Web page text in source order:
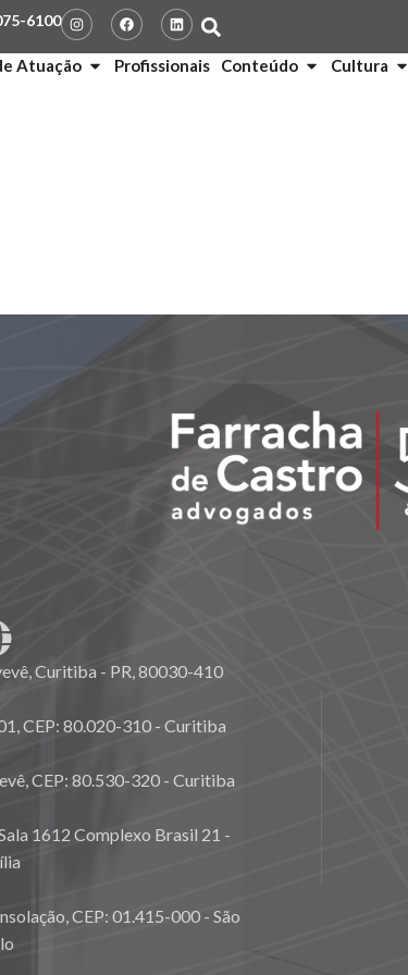
6100
Atuação Profissionais Conteúdo Cultura
Curitiba - PR, 80030-410
CEP: 80.020-310 - Curitiba
CEP: 80.530-320 - Curitiba
1612 Complexo Brasil 21 -
CEP: 01.415-000 - São